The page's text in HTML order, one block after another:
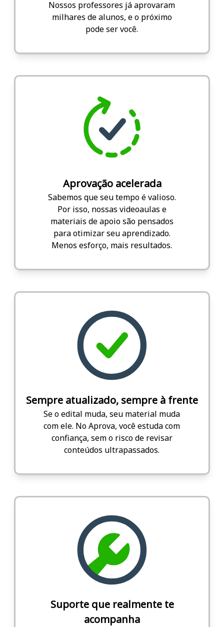
Nossos professores já aprovaram
milhares de alunos, e o próximo
pode ser você.
Aprovação acelerada
Sabemos que seu tempo é valioso.
Por isso, nossas videoaulas e
materiais de apoio são pensados
para otimizar seu aprendizado.
Menos esforço, mais resultados.
Sempre atualizado, sempre à frente
Se o edital muda, seu material muda
com ele. No Aprova, você estuda com
confiança, sem o risco de revisar
conteúdos ultrapassados.
Suporte que realmente te
acompanha